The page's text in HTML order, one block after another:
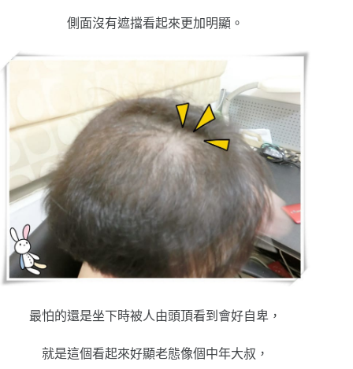
側面沒有遮擋看起來更加明顯。
最怕的還是坐下時被人由頭頂看到會好自卑，
就是這個看起來好顯老態像個中年大叔，